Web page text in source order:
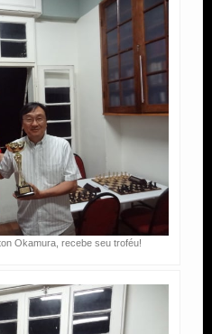
Okamura, recebe seu troféu!